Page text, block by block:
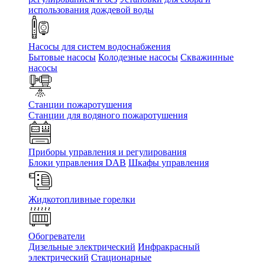
использования дождевой воды
Насосы для систем водоснабжения
Бытовые насосы Колодезные насосы Скважинные
насосы
Станции пожаротушения
Станции для водяного пожаротушения
Приборы управления и регулирования
Блоки управления DAB Шкафы управления
Жидкотопливные горелки
Обогреватели
Дизельные электрический Инфракрасный
электрический Стационарные